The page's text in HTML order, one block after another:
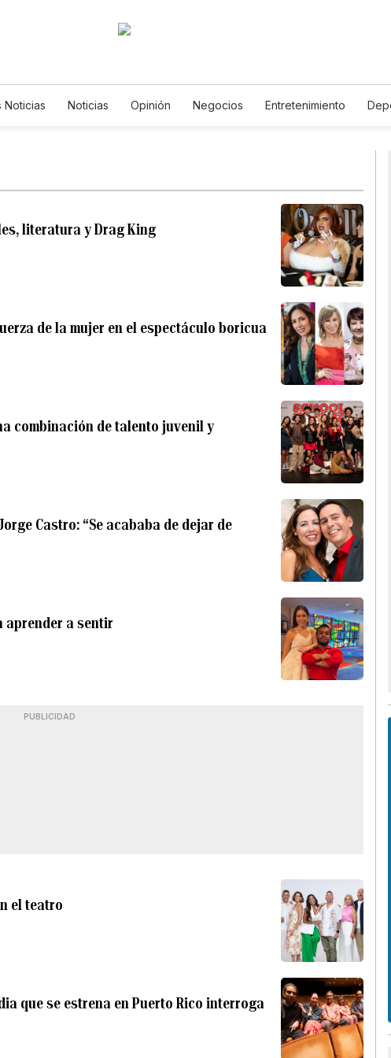
Noticias Noticias Opinión Negocios Entretenimiento
literatura y Drag King
de la mujer en el espectáculo boricua
combinación de talento juvenil y
Castro: “Se acababa de dejar de
aprender a sentir
PUBLICIDAD
el teatro
que se estrena en Puerto Rico interroga